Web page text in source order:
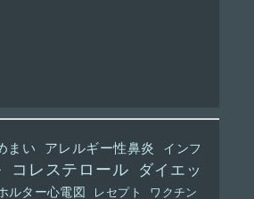
まい アレルギー性鼻炎
インフ
コレステロール
ダイエッ
ルター心電図 レセプト ワクチン